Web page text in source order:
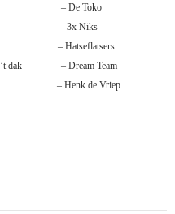
– De Toko
– 3x Niks
Hatseflatsers
dak – Dream Team
– Henk de Vriep